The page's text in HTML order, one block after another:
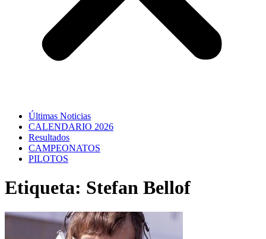
Últimas Noticias
CALENDARIO 2026
Resultados
CAMPEONATOS
PILOTOS
Etiqueta: Stefan Bellof